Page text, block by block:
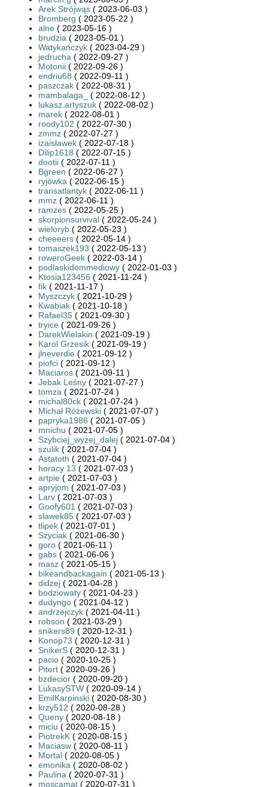
Arek Strójwąs ( 2023-06-03 )
Bromberg ( 2023-05-22 )
alne ( 2023-05-16 )
brudzia ( 2023-05-01 )
Watykańczyk ( 2023-04-29 )
jedrucha ( 2022-09-27 )
Motonii ( 2022-09-26 )
endriu68 ( 2022-09-11 )
paszczak ( 2022-08-31 )
mambalaga_
( 2022-08-12 )
lukasz.artyszuk ( 2022-08-02 )
marek ( 2022-08-01 )
roody102 ( 2022-07-30 )
zmmz ( 2022-07-27 )
izaisławek ( 2022-07-18 )
Dilip1618 ( 2022-07-15 )
dootii ( 2022-07-11 )
Bgreen ( 2022-06-27 )
ryjówka ( 2022-06-15 )
transatlantyk ( 2022-06-11 )
mmz ( 2022-06-11 )
ramzes ( 2022-05-25 )
skorpionsurvival ( 2022-05-24 )
wieloryb ( 2022-05-23 )
cheeeers ( 2022-05-14 )
tomaszek193 ( 2022-05-13 )
roweroGeek ( 2022-03-14 )
podlaskidommediowy ( 2022-01-03 )
Ktosia123456 ( 2021-11-24 )
fik ( 2021-11-17 )
Myszczyk ( 2021-10-29 )
Kwabiak ( 2021-10-18 )
Rafael35 ( 2021-09-30 )
tryice ( 2021-09-26 )
DarekWielakin ( 2021-09-19 )
Karol Grzesik ( 2021-09-19 )
jlneverdie ( 2021-09-12 )
piofci ( 2021-09-12 )
Maciaros ( 2021-09-11 )
Jebak Leśny ( 2021-07-27 )
tomza ( 2021-07-24 )
michal80ck ( 2021-07-24 )
Michał Różewski ( 2021-07-07 )
papryka1986 ( 2021-07-05 )
mnichu ( 2021-07-05 )
Szybciej_wyżej_dalej ( 2021-07-04 )
szulik ( 2021-07-04 )
Astatoth ( 2021-07-04 )
horacy 13 ( 2021-07-03 )
artpie ( 2021-07-03 )
apryjom ( 2021-07-03 )
Larv ( 2021-07-03 )
Goofy601 ( 2021-07-03 )
slawek85 ( 2021-07-03 )
tlipek ( 2021-07-01 )
Szyciak ( 2021-06-30 )
goro ( 2021-06-11 )
gabs ( 2021-06-06 )
masz ( 2021-05-15 )
bikeandbackagain ( 2021-05-13 )
didzej ( 2021-04-28 )
bodziowaty ( 2021-04-23 )
dudyngo ( 2021-04-12 )
andrzejczyk ( 2021-04-11 )
robson ( 2021-03-29 )
snikers89 ( 2020-12-31 )
Konop73 ( 2020-12-31 )
SnikerS ( 2020-12-31 )
pacio ( 2020-10-25 )
Pitert ( 2020-09-26 )
bzdecior ( 2020-09-20 )
LukasySTW ( 2020-09-14 )
EmilKarpinski ( 2020-08-30 )
krzy512 ( 2020-08-28 )
Queny ( 2020-08-18 )
miciu ( 2020-08-15 )
PiotrekK ( 2020-08-15 )
Maciasw ( 2020-08-11 )
Mortal ( 2020-08-05 )
emonika ( 2020-08-02 )
Paulina ( 2020-07-31 )
moscamat ( 2020-07-31 )